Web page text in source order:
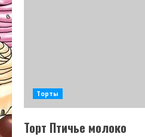
Торты
Торт Птичье молоко